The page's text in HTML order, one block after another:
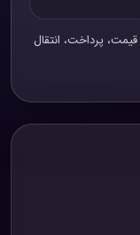
پرداخت، انتقال